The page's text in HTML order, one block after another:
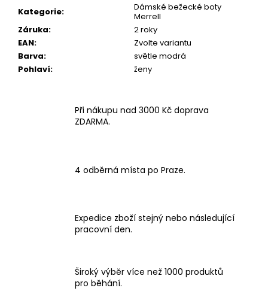
Kategorie:
Dámské bežecké boty
Merrell
Záruka:
2 roky
EAN:
Zvolte variantu
Barva:
světle modrá
Pohlaví: ženy
Při nákupu nad 3000 Kč doprava
ZDARMA.
4 odběrná místa po Praze.
Expedice zboží stejný nebo následující
pracovní den.
Široký výběr více než 1000 produktů
pro běhání.